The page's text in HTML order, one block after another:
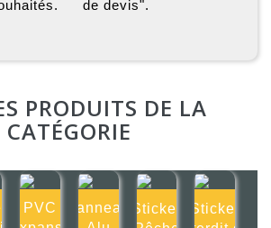
de devis".
PRODUITS DE LA
CATÉGORIE
PVC
Panneau
Sticker
Sticker